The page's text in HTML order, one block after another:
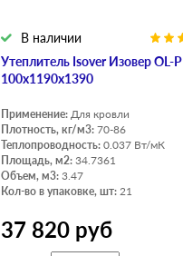
Утеплитель Isover Изовер OL-P
100х1190х1390
В наличии
Применение: Для кровли
Плотность, кг/м3: 70-86
Теплопроводность: 0.037 Вт/мК
Площадь, м2: 34.7361
Объем, м3: 3.47
Кол-во в упаковке, шт: 21
37 820 руб